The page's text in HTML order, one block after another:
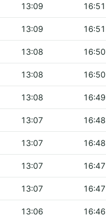
13:09 16:51
13:09 16:51
13:08 16:50
13:08 16:50
13:08 16:49
13:07 16:48
13:07 16:48
13:07 16:47
13:07 16:47
13:06 16:46